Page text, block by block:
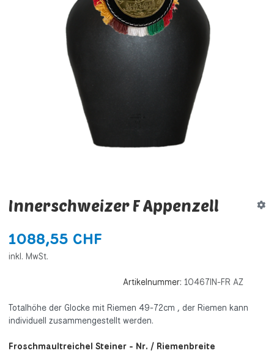
Innerschweizer F Appenzell
1088,55 CHF
inkl. MwSt.
Artikelnummer: 10467IN-FR AZ
Totalhöhe der Glocke mit Riemen 49-72cm , der Riemen kann
individuell zusammengestellt werden.
Froschmaultreichel Steiner - Nr. / Riemenbreite